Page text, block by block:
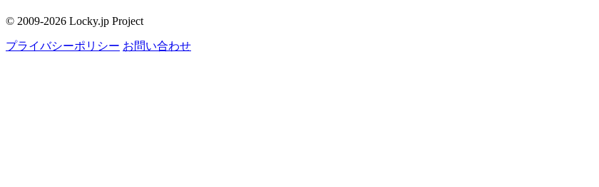
© 2009-2026 Locky.jp Project
プライバシーポリシー お問い合わせ